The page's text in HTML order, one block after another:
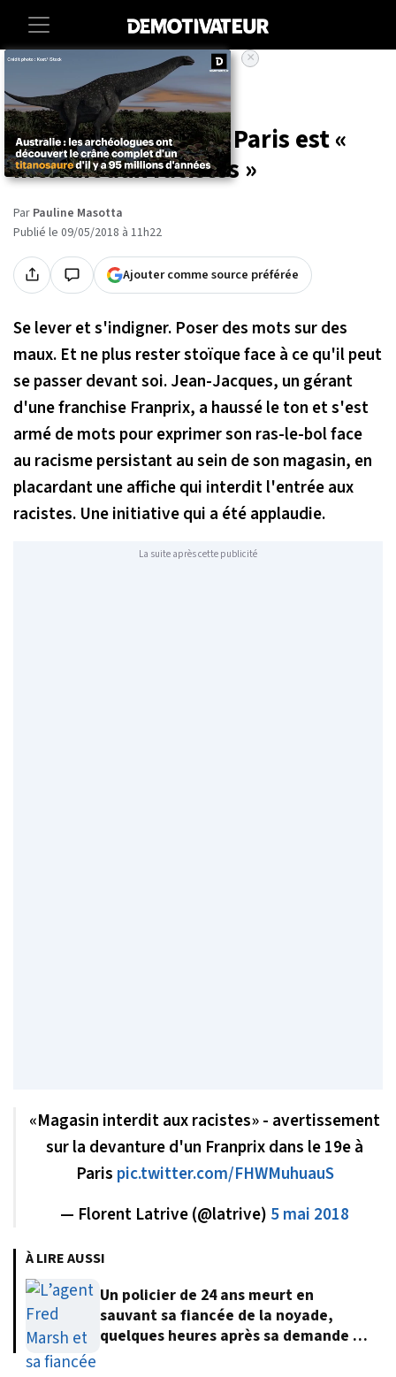
Societe
Ce Franprix du 19e
arrondissement de Paris est «
interdit aux racistes »
Par Pauline Masotta
Publié le 09/05/2018 à 11h22
Ajouter comme source préférée
Se lever et s'indigner. Poser des mots sur des
maux. Et ne plus rester stoïque face à ce qu'il peut
se passer devant soi. Jean-Jacques, un gérant
d'une franchise Franprix, a haussé le ton et s'est
armé de mots pour exprimer son ras-le-bol face
au racisme persistant au sein de son magasin, en
placardant une affiche qui interdit l'entrée aux
racistes. Une initiative qui a été applaudie.
La suite après cette publicité
«Magasin interdit aux racistes» - avertissement
sur la devanture d'un Franprix dans le 19e à
Paris pic.twitter.com/FHWMuhuauS
— Florent Latrive (@latrive) 5 mai 2018
À LIRE AUSSI
Un policier de 24 ans meurt en
sauvant sa fiancée de la noyade,
quelques heures après sa demande en
×